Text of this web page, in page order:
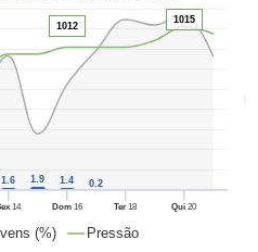
(%) Pressão
50
14 Dom16 Ter 18 Qui 20
1.6 1.9 1.4 0.2
1012
1015